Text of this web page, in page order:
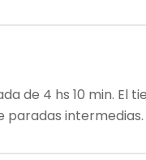
de 4 hs 10 min. El
paradas intermedias.